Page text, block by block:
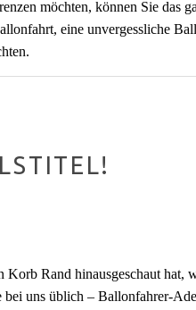
möchten, können Sie das
eine unvergessliche
Rand hinausgeschaut hat,
uns üblich – Ballonfahrer-